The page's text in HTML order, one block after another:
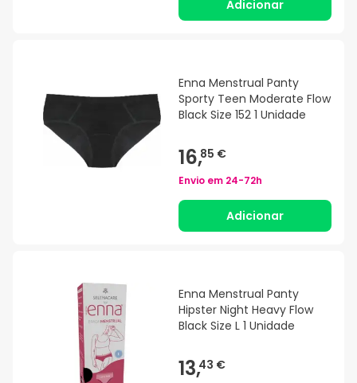
Adicionar
Enna Menstrual Panty
Sporty Teen Moderate Flow
Black Size 152 1 Unidade
16,85 €
Envio em 24-72h
Adicionar
Enna Menstrual Panty
Hipster Night Heavy Flow
Black Size L 1 Unidade
13,43 €